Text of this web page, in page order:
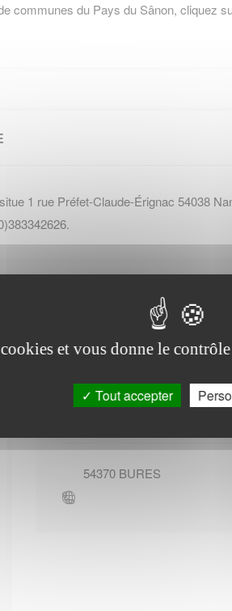
communes du Pays du Sânon, cliquez
1 rue Préfet-Claude-Érignac 54038
Office de tourisme de
Bures
54370 BURES
et vous donne le
Tout accepter